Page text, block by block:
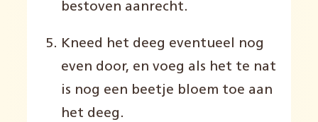
bestoven aanrecht.
Kneed het deeg eventueel nog
even door, en voeg als het te nat
is nog een beetje bloem toe aan
het deeg.